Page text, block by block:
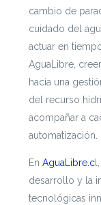
cambio de
cuidado del
actuar en
AguaLibre,
hacia una
del recurso
acompañar a
automatización.
En AguaLibre.c
desarrollo y la
tecnológicas